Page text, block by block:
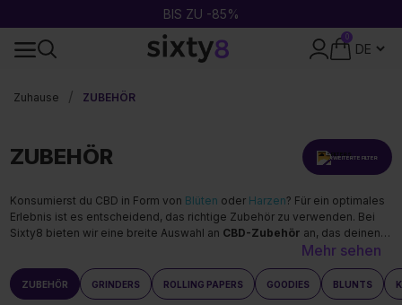
2 GEKAUFT = 1 GRATIS
0
Zuhause
ZUBEHÖR
ZUBEHÖR ERWEITERTE FILTER
Konsumierst du CBD in Form von Blüten oder Harzen? Für ein optimales
Erlebnis ist es entscheidend, das richtige Zubehör zu verwenden. Bei
Sixty8 bieten wir eine breite Auswahl an CBD-Zubehör an, das deinen
täglichen Konsum erleichtert: Grinder, Rollpapiere von RAW & OCB,
Blunts, Rolling-Trays, Goodies und Kleidung — alles, was du brauchst,
um deine Produkte mit Stil voll auszukosten. Schnelle Lieferung und
diskrete Verpackung in ganz Deutschland.
Mehr sehen
ZUBEHÖR GRINDERS ROLLING PAPERS GOODIES BLUNTS